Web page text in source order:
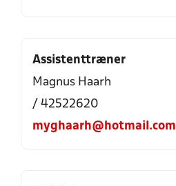
Assistenttræner
Magnus Haarh
/ 42522620
myghaarh@hotmail.com